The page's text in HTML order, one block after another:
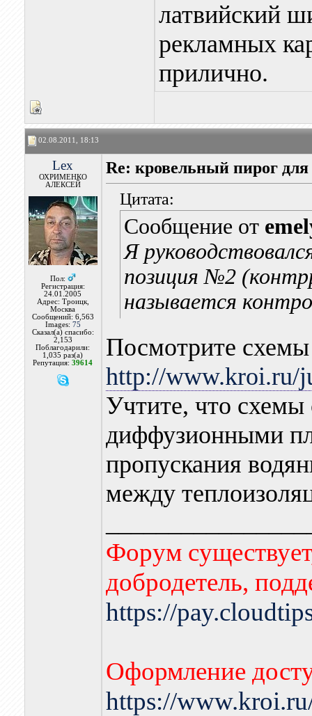
латвийский
рекламных
прилично.
02.08.2011, 18:13
Lex
ОХРИМЕНКО
АЛЕКСЕЙ
Пол:
Регистрация:
24.01.2005
Адрес: Троицк,
Москва
Сообщений: 6,563
Images: 75
Сказал(а) спасибо:
2,153
Поблагодарили:
1,035 раз(а)
Репутация:39614
Re: кровельный пирог
Цитата:
Сообщение от
Я
позиция №2
называется
Посмотрите схемы
http://www.kroi.ru/
Учтите, что
диффузионными
пропускания
между
Форум
добродетель,
https://
Оформление
https://